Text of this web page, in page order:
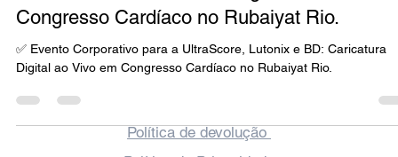
Lutonix e BD: Caricatura Digital ao Vivo em
Congresso Cardíaco no Rubaiyat Rio.
Digital ao Vivo em Congresso Cardíaco no Rubaiyat Rio.